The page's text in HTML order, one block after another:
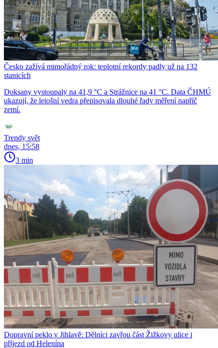
Česko zažívá mimořádný rok: teplotní rekordy padly už na 132
stanicích
Doksany vystoupaly na 41,9 °C a Strážnice na 41 °C. Data ČHMÚ
ukazují, že letošní vedra přepisovala dlouhé řady měření napříč
zemí.
Trendy svět
dnes, 15:58
3 min
Dopravní peklo v Jihlavě: Dělníci zavřou část Žižkovy ulice i
příjezd od Helenína